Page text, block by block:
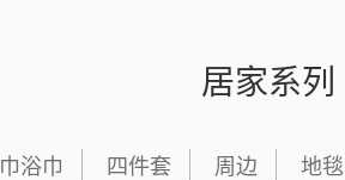
居家系列
浴巾 四件套 周边 地毯